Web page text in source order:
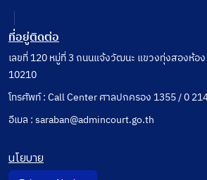
ที่อยู่ติดต่อ
เลขที่ 120 หมู่ที่ 3 ถนนแจ้งวัฒนะ แขวงทุ่งสองห้อ
10210
โทรศัพท์ : Call Center ศาลปกครอง 1355 / 0
อีเมล : saraban@admincourt.go.th
นโยบาย